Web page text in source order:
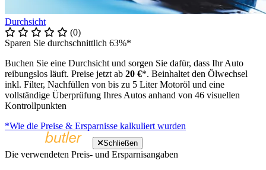
Durchsicht
(0)
Sparen Sie durchschnittlich 63%*
Buchen Sie eine Durchsicht und sorgen Sie dafür, dass Ihr Auto
reibungslos läuft. Preise jetzt ab 20 €*. Beinhaltet den Ölwechsel
inkl. Filter, Nachfüllen von bis zu 5 Liter Motoröl und eine
vollständige Überprüfung Ihres Autos anhand von 46 visuellen
Kontrollpunkten
*Wie die Preise & Ersparnisse kalkuliert wurden
Schließen
Die verwendeten Preis- und Ersparnisangaben